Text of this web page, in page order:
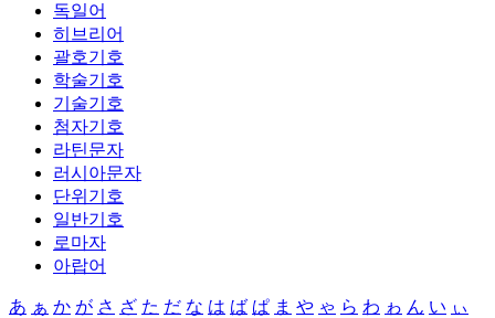
독일어
히브리어
괄호기호
학술기호
기술기호
첨자기호
라틴문자
러시아문자
단위기호
일반기호
로마자
아랍어
あ ぁ か が さ ざ た だ な は ば ぱ ま や ゃ ら わ ゎ ん い ぃ